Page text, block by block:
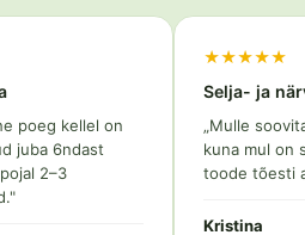
15%
jalas. See
★★★★★
Ärevus kadus
„Terve elu
CBD õli. Olen
CBD õli 15%